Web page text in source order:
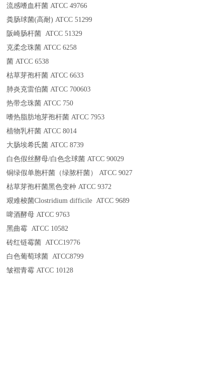
流感嗜血杆菌 ATCC 49766
粪肠球菌(高耐) ATCC 51299
阪崎肠杆菌 ATCC 51329
克柔念珠菌 ATCC 6258
菌 ATCC 6538
枯草芽孢杆菌 ATCC 6633
肺炎克雷伯菌 ATCC 700603
热带念珠菌 ATCC 750
嗜热脂肪地芽孢杆菌 ATCC 7953
植物乳杆菌 ATCC 8014
大肠埃希氏菌 ATCC 8739
白色假丝酵母/白色念球菌 ATCC 90029
铜绿假单胞杆菌（绿脓杆菌） ATCC 9027
枯草芽孢杆菌黑色变种 ATCC 9372
艰难梭菌Clostridium difficile ATCC 9689
啤酒酵母 ATCC 9763
黑曲霉 ATCC 10582
砖红链霉菌 ATCC19776
白色葡萄球菌 ATCC8799
皱褶青霉 ATCC 10128